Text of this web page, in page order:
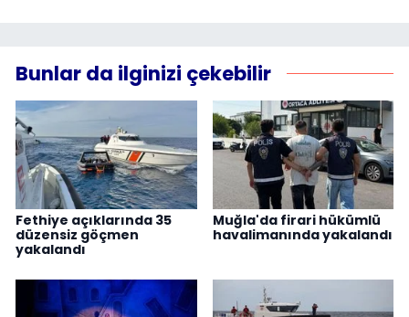
Bunlar da ilginizi çekebilir
Fethiye açıklarında 35
düzensiz göçmen
yakalandı
Muğla'da firari hükümlü
havalimanında yakalandı